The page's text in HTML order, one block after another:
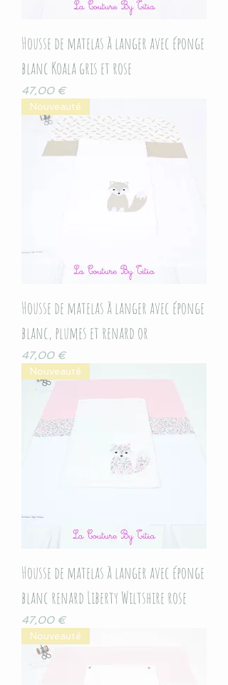
Housse de matelas à langer avec éponge
blanc Koala gris et rose
Prix
47,00 €
Nouveauté
Housse de matelas à langer avec éponge
blanc, plumes et renard or
Prix
47,00 €
Nouveauté
Housse de matelas à langer avec éponge
blanc renard Liberty Wiltshire rose
Prix
47,00 €
Nouveauté